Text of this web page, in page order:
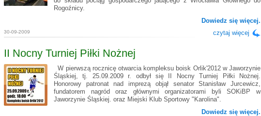
Rogoźnicy.
Dowiedz się więcej.
30-09-2009 czytaj więcej
II Nocny Turniej Piłki Nożnej
W pierwszą rocznicę otwarcia kompleksu boisk Orlik'2012 w Jaworzynie
Śląskiej, tj. 25.09.2009 r. odbył się II Nocny Turniej Piłki Nożnej.
Honorowy patronat nad imprezą objął senator Stanisław Jurcewicz,
fundatorem nagród oraz głównymi organizatorami byli SOKiBP w
Jaworzynie Śląskiej. oraz Miejski Klub Sportowy "Karolina".
Dowiedz się więcej.